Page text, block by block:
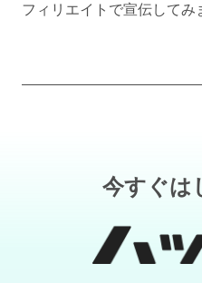
フィリエイトで宣伝してみ
今すぐは